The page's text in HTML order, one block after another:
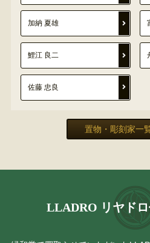
加納 夏雄
鯉江 良二
佐藤 忠良
置物・彫刻家一
LLADRO リヤド